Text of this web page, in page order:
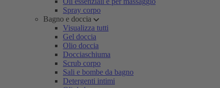
Spray corpo
Bagno e doccia
Visualizza tutti
Gel doccia
Olio doccia
Docciaschiuma
Scrub corpo
Sali e bombe da bagno
Detergenti intimi